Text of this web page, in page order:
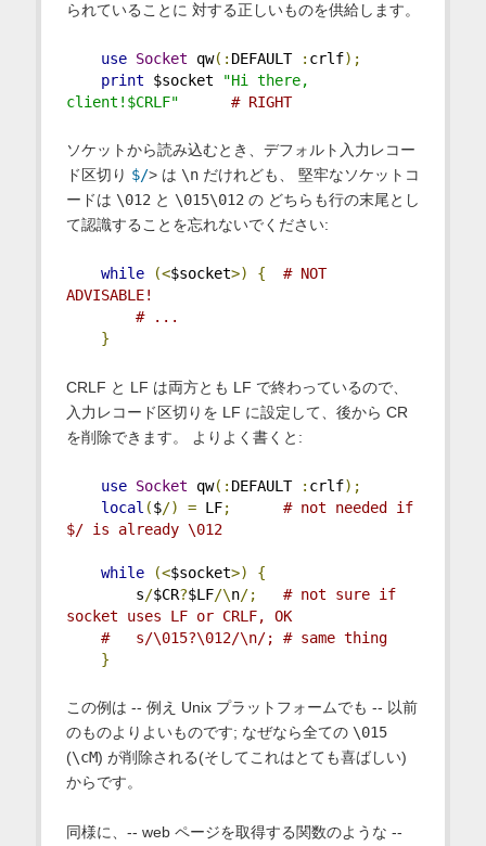
られていることに 対する正しいものを供給します。
use Socket qw(: DEFAULT : crlf);
print $socket
"Hi there,
client!$CRLF"
# RIGHT
ソケットから読み込むとき、デフォルト入力レコー
ド区切り $/> は \nだけれども、 堅牢なソケットコ
ードは \012と \015\012の どちらも行の末尾とし
て認識することを忘れないでください:
while (<$socket>) {
# NOT
ADVISABLE!
# ...
}
CRLF と LF は両方とも LF で終わっているので、
入力レコード区切りを LF に設定して、後から CR
を削除できます。 よりよく書くと:
use Socket qw(: DEFAULT : crlf);
local ($/) = LF;
# not needed if
$/ is already \012
while (<$socket>)
{
s/$CR?$LF/\n/;
# not sure if
socket uses LF or CRLF, OK
#   s/\015?\012/\n/; # same thing
}
この例は -- 例え Unix プラットフォームでも -- 以前
のものよりよいものです; なぜなら全ての \015
(\cM) が削除される(そしてこれはとても喜ばしい)
からです。
同様に、-- web ページを取得する関数のような --